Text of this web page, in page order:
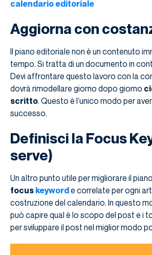
calendario editoriale
Aggiorna con
Il piano editoriale non è un contenuto
tempo. Si tratta di un documento in
Devi affrontare questo lavoro con la
dovrà rimodellare giorno dopo giorno
scritto. Questo è l’unico modo per
successo.
Definisci la Focus
serve)
Un altro punto utile per migliorare il
focus keyworde correlate per ogni
costruzione del calendario. In questo
può capire qual è lo scopo del post e i
per sviluppare il post nel miglior modo